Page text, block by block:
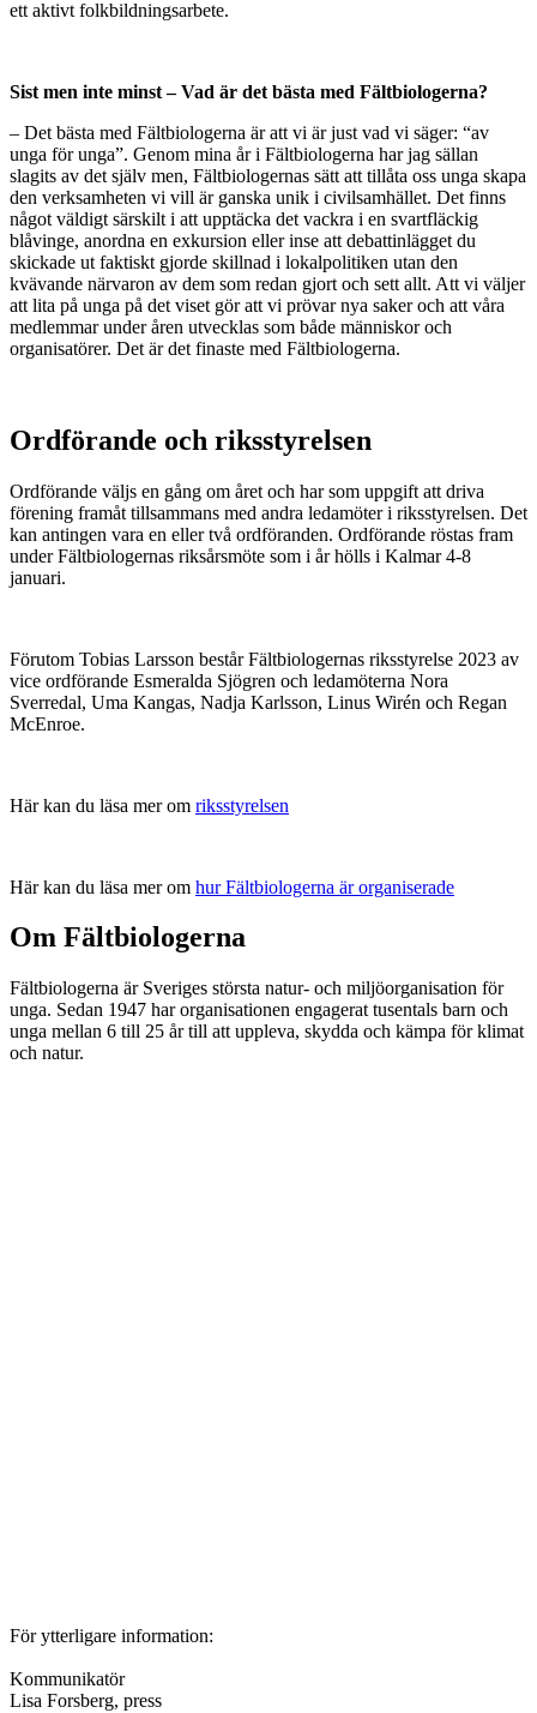
ett aktivt folkbildningsarbete.
Sist men inte minst – Vad är det bästa med Fältbiologerna?
– Det bästa med Fältbiologerna är att vi är just vad vi säger: “av
unga för unga”. Genom mina år i Fältbiologerna har jag sällan
slagits av det själv men, Fältbiologernas sätt att tillåta oss unga skapa
den verksamheten vi vill är ganska unik i civilsamhället. Det finns
något väldigt särskilt i att upptäcka det vackra i en svartfläckig
blåvinge, anordna en exkursion eller inse att debattinlägget du
skickade ut faktiskt gjorde skillnad i lokalpolitiken utan den
kvävande närvaron av dem som redan gjort och sett allt. Att vi väljer
att lita på unga på det viset gör att vi prövar nya saker och att våra
medlemmar under åren utvecklas som både människor och
organisatörer. Det är det finaste med Fältbiologerna.
Ordförande och riksstyrelsen
Ordförande väljs en gång om året och har som uppgift att driva
förening framåt tillsammans med andra ledamöter i riksstyrelsen. Det
kan antingen vara en eller två ordföranden. Ordförande röstas fram
under Fältbiologernas riksårsmöte som i år hölls i Kalmar 4-8
januari.
Förutom Tobias Larsson består Fältbiologernas riksstyrelse 2023 av
vice ordförande Esmeralda Sjögren och ledamöterna Nora
Sverredal, Uma Kangas, Nadja Karlsson, Linus Wirén och Regan
McEnroe.
Här kan du läsa mer om riksstyrelsen
Här kan du läsa mer om hur Fältbiologerna är organiserade
Om Fältbiologerna
Fältbiologerna är Sveriges största natur- och miljöorganisation för
unga. Sedan 1947 har organisationen engagerat tusentals barn och
unga mellan 6 till 25 år till att uppleva, skydda och kämpa för klimat
och natur.
För ytterligare information:
Kommunikatör
Lisa Forsberg, press